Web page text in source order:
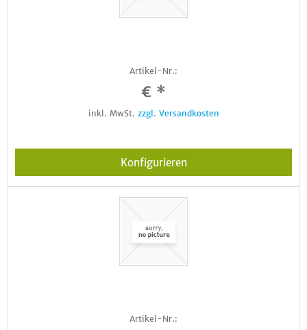
Artikel-Nr.:
€ *
inkl. MwSt. zzgl. Versandkosten
Konfigurieren
Artikel-Nr.: